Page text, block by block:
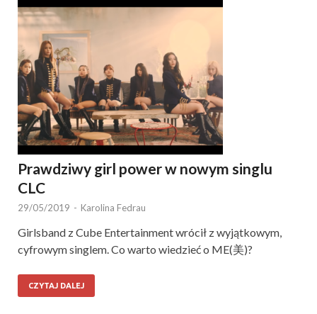
Prawdziwy girl power w nowym singlu
CLC
29/05/2019 - Karolina Fedrau
Girlsband z Cube Entertainment wrócił z wyjątkowym,
cyfrowym singlem. Co warto wiedzieć o ME(美)?
CZYTAJ DALEJ